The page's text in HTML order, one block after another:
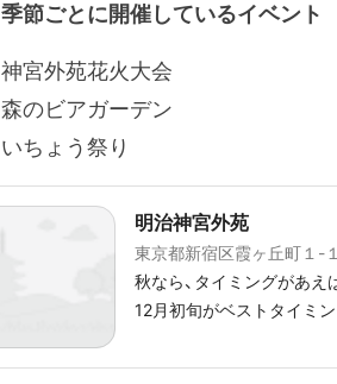
季節ごとに開催しているイベント
神宮外苑花火大会
森のビアガーデン
いちょう祭り
明治神宮外苑
東京都新宿区霞ヶ丘町１-１
秋なら、タイミングがあえば神宮外
12月初旬がベストタイミン